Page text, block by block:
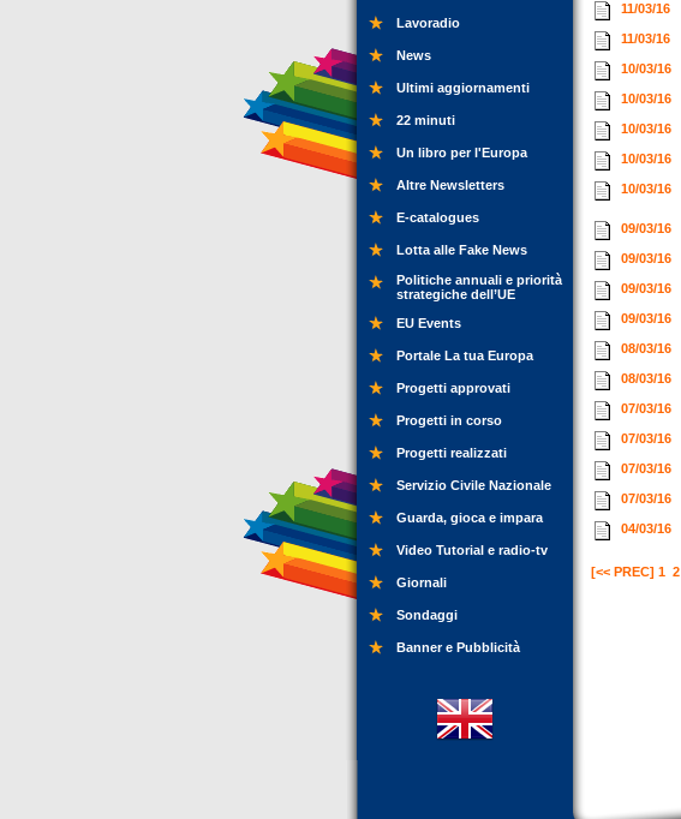
Lavoradio
News
Ultimi aggiornamenti
22 minuti
Un libro per l'Europa
Altre Newsletters
E-catalogues
Lotta alle Fake News
Politiche annuali e priorità
strategiche dell’UE
EU Events
Portale La tua Europa
Progetti approvati
Progetti in corso
Progetti realizzati
Servizio Civile Nazionale
Guarda, gioca e impara
Video Tutorial e radio-tv
Giornali
Sondaggi
Banner e Pubblicità
11/03/16
11/03/16
10/03/16
10/03/16
10/03/16
10/03/16
10/03/16
09/03/16
09/03/16
09/03/16
09/03/16
08/03/16
08/03/16
07/03/16
07/03/16
07/03/16
07/03/16
04/03/16
[<< PREC] 1 2